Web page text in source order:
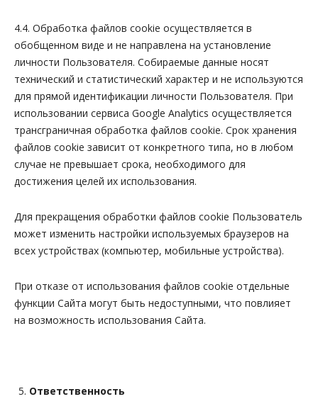
4.4. Обработка файлов cookie осуществляется в
обобщенном виде и не направлена на установление
личности Пользователя. Собираемые данные носят
технический и статистический характер и не используются
для прямой идентификации личности Пользователя. При
использовании сервиса Google Analytics осуществляется
трансграничная обработка файлов cookie. Срок хранения
файлов cookie зависит от конкретного типа, но в любом
случае не превышает срока, необходимого для
достижения целей их использования.
Для прекращения обработки файлов cookie Пользователь
может изменить настройки используемых браузеров на
всех устройствах (компьютер, мобильные устройства).
При отказе от использования файлов cookie отдельные
функции Сайта могут быть недоступными, что повлияет
на возможность использования Сайта.
Ответственность